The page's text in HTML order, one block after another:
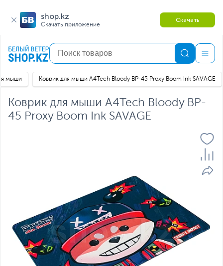
shop.kz
Скачать приложение
Скачать
мыши Коврик для мыши A4Tech Bloody BP-45 Proxy Boom Ink SAVAGE
Коврик для мыши A4Tech Bloody BP-
45 Proxy Boom Ink SAVAGE